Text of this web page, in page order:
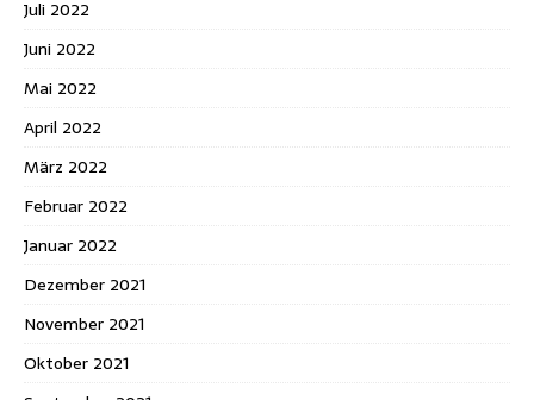
Juli 2022
Juni 2022
Mai 2022
April 2022
März 2022
Februar 2022
Januar 2022
Dezember 2021
November 2021
Oktober 2021